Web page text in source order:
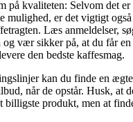
kvaliteten: Selvom det er
mulighed, er det vigtigt
Læs anmeldelser,
og vær sikker på, at du får
den bedste kaffesmag.
kan du finde en
når de opstår. Husk, at
billigste produkt, men at